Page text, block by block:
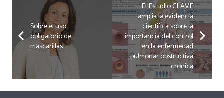
Sobre el uso
obligatorio de
mascarillas
El Estudio CLAVE
amplía la evidencia
científica sobre la
importancia del control
en la enfermedad
pulmonar obstructiva
crónica